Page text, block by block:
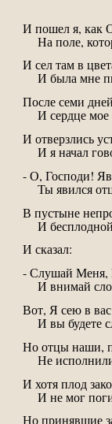
И пошел я, как
На поле,
И сел там в
И была мне
После семи
И сердце мое
И отверзлись
И я начал
- О, Господи!
Ты явился
В пустыне
И
И сказал:
- Слушай Меня,
И внимай
Вот, Я сею в
И вы будете
Но отцы наши,
Не
И хотя плод
И не мог
Но принявшие